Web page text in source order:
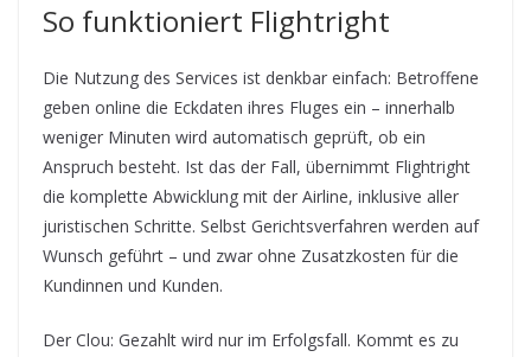
So funktioniert Flightright
Die Nutzung des Services ist denkbar einfach: Betroffene
geben online die Eckdaten ihres Fluges ein – innerhalb
weniger Minuten wird automatisch geprüft, ob ein
Anspruch besteht. Ist das der Fall, übernimmt Flightright
die komplette Abwicklung mit der Airline, inklusive aller
juristischen Schritte. Selbst Gerichtsverfahren werden auf
Wunsch geführt – und zwar ohne Zusatzkosten für die
Kundinnen und Kunden.
Der Clou: Gezahlt wird nur im Erfolgsfall. Kommt es zu